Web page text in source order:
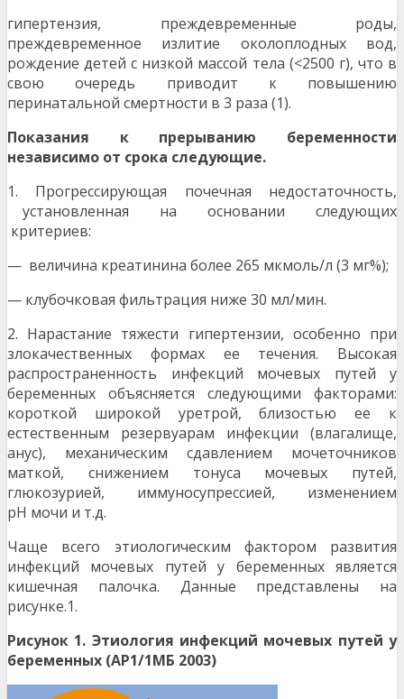
гипертензия, преждевременные роды,
преждевременное излитие околоплодных вод,
рождение детей с низкой массой тела (<2500 г), что в
свою очередь приводит к повышению
перинатальной смертности в 3 раза (1).
Показания к прерыванию беременности
независимо от срока следующие.
1. Прогрессирующая почечная недостаточность,
установленная на основании следующих
критериев:
— величина креатинина более 265 мкмоль/л (3 мг%);
— клубочковая фильтрация ниже 30 мл/мин.
2. Нарастание тяжести гипертензии, особенно при
злокачественных формах ее течения. Высокая
распространенность инфекций мочевых путей у
беременных объясняется следующими факторами:
короткой широкой уретрой, близостью ее к
естественным резервуарам инфекции (влагалище,
анус), механическим сдавлением мочеточников
маткой, снижением тонуса мочевых путей,
глюкозурией, иммуносупрессией, изменением
рН мочи и т.д.
Чаще всего этиологическим фактором развития
инфекций мочевых путей у беременных является
кишечная палочка. Данные представлены на
рисунке.1.
Рисунок 1. Этиология инфекций мочевых путей у
беременных (АР1/1МБ 2003)